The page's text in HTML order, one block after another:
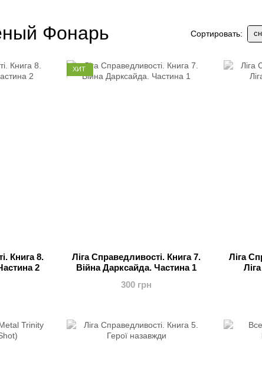
Фонарь Сортировать:
Книга 8.
2
ХИТ
Ліга Справедливості. Книга 7.
Війна Дарксайда. Частина 1
300 грн
Ліга